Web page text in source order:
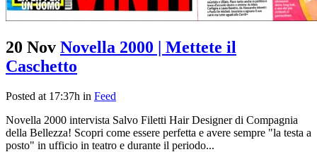
20 Nov Novella 2000 | Mettete il
Caschetto
Posted at 17:37h in Feed
Novella 2000 intervista Salvo Filetti Hair Designer di Compagnia
della Bellezza! Scopri come essere perfetta e avere sempre "la testa a
posto" in ufficio in teatro e durante il periodo...